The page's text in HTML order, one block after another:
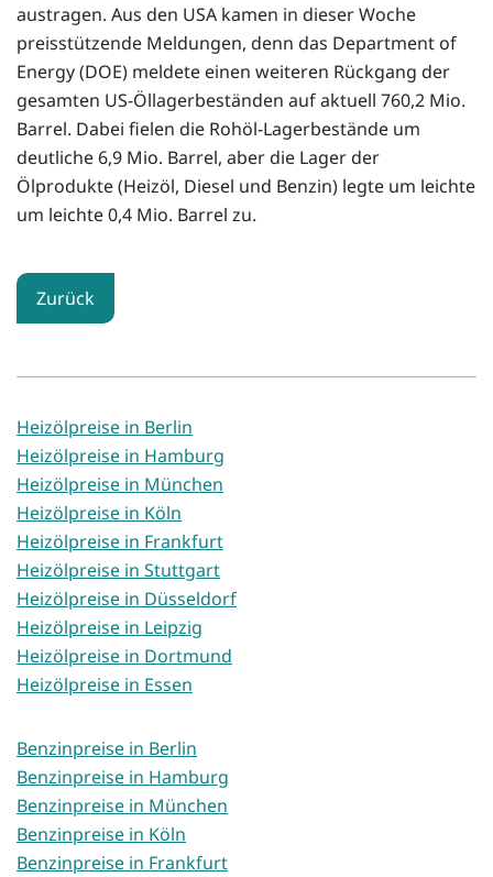
austragen. Aus den USA kamen in dieser Woche
preisstützende Meldungen, denn das Department of
Energy (DOE) meldete einen weiteren Rückgang der
gesamten US-Öllagerbeständen auf aktuell 760,2 Mio.
Barrel. Dabei fielen die Rohöl-Lagerbestände um
deutliche 6,9 Mio. Barrel, aber die Lager der
Ölprodukte (Heizöl, Diesel und Benzin) legte um leichte
um leichte 0,4 Mio. Barrel zu.
Zurück
Heizölpreise in Berlin
Heizölpreise in Hamburg
Heizölpreise in München
Heizölpreise in Köln
Heizölpreise in Frankfurt
Heizölpreise in Stuttgart
Heizölpreise in Düsseldorf
Heizölpreise in Leipzig
Heizölpreise in Dortmund
Heizölpreise in Essen
Benzinpreise in Berlin
Benzinpreise in Hamburg
Benzinpreise in München
Benzinpreise in Köln
Benzinpreise in Frankfurt